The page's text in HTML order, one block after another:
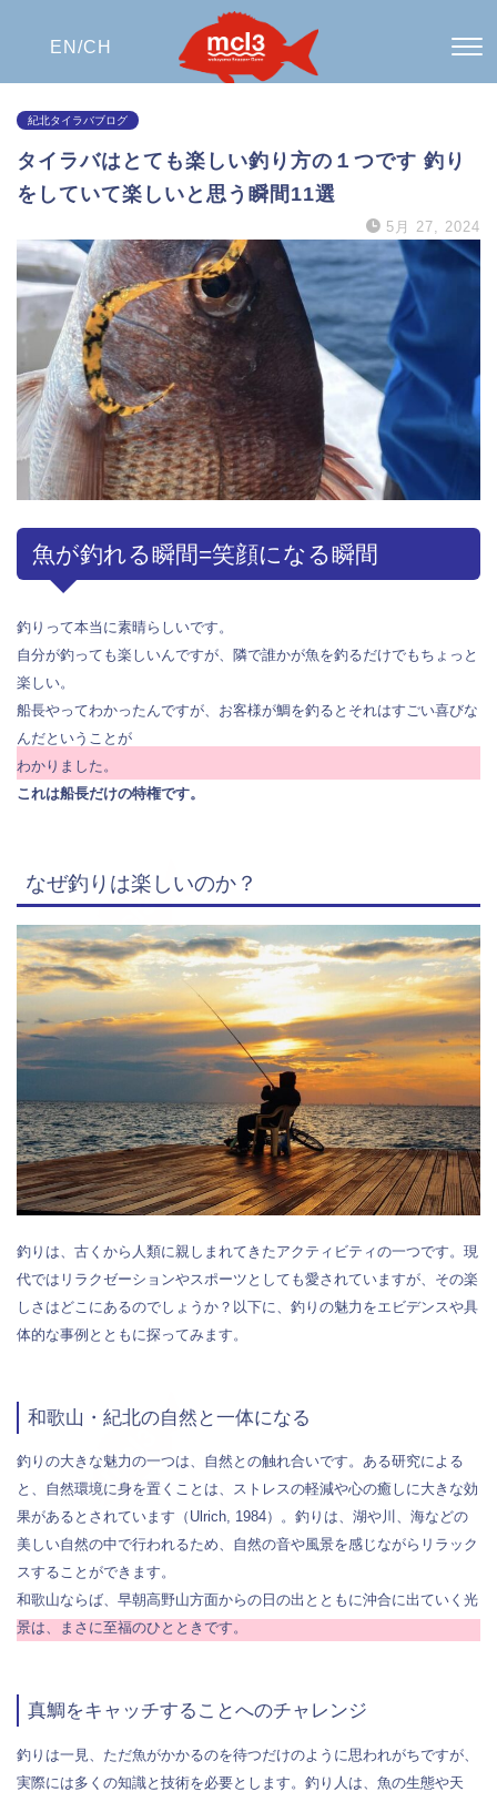
EN/CH
紀北タイラバブログ
タイラバはとても楽しい釣り方の１つです 釣り
をしていて楽しいと思う瞬間11選
5月 27, 2024
魚が釣れる瞬間=笑顔になる瞬間
釣りって本当に素晴らしいです。
自分が釣っても楽しいんですが、隣で誰かが魚を釣るだけでもちょっと
楽しい。
船長やってわかったんですが、お客様が鯛を釣るとそれはすごい喜びな
んだということが
わかりました。
これは船長だけの特権です。
なぜ釣りは楽しいのか？
釣りは、古くから人類に親しまれてきたアクティビティの一つです。現
代ではリラクゼーションやスポーツとしても愛されていますが、その楽
しさはどこにあるのでしょうか？以下に、釣りの魅力をエビデンスや具
体的な事例とともに探ってみます。
和歌山・紀北の自然と一体になる
釣りの大きな魅力の一つは、自然との触れ合いです。ある研究による
と、自然環境に身を置くことは、ストレスの軽減や心の癒しに大きな効
果があるとされています（Ulrich, 1984）。釣りは、湖や川、海などの
美しい自然の中で行われるため、自然の音や風景を感じながらリラック
スすることができます。
和歌山ならば、早朝高野山方面からの日の出とともに沖合に出ていく光
景は、まさに至福のひとときです。
真鯛をキャッチすることへのチャレンジ
釣りは一見、ただ魚がかかるのを待つだけのように思われがちですが、
実際には多くの知識と技術を必要とします。釣り人は、魚の生態や天